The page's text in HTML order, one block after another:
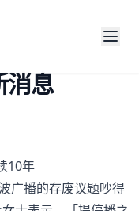
消息
10年
广播的存废议题吵得